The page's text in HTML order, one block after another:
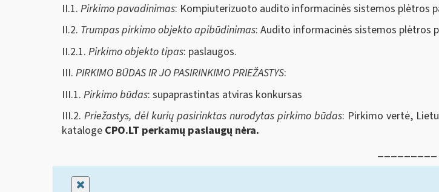
II.1. Pirkimo pavadinimas: Kompiuterizuoto audito informacinės sistemos plėtros
II.2. Trumpas pirkimo objekto apibūdinimas: Audito informacinės sistemos plėtros
II.2.1. Pirkimo objekto tipas: paslaugos.
III. PIRKIMO BŪDAS IR JO PASIRINKIMO PRIEŽASTYS:
III.1. Pirkimo būdas: supaprastintas atviras konkursas
III.2. Priežastys, dėl kurių pasirinktas nurodytas pirkimo būdas: Pirkimo vertė,
kataloge CPO.LT perkamų paslaugų nėra.